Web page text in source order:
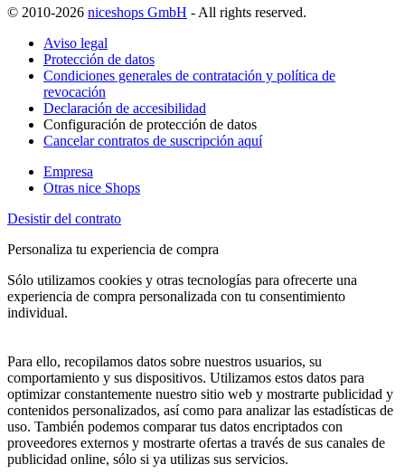
© 2010-2026 niceshops GmbH - All rights reserved.
Aviso legal
Protección de datos
Condiciones generales de contratación y política de
revocación
Declaración de accesibilidad
Configuración de protección de datos
Cancelar contratos de suscripción aquí
Empresa
Otras nice Shops
Desistir del contrato
Personaliza tu experiencia de compra
Sólo utilizamos cookies y otras tecnologías para ofrecerte una
experiencia de compra personalizada con tu consentimiento
individual.
Para ello, recopilamos datos sobre nuestros usuarios, su
comportamiento y sus dispositivos. Utilizamos estos datos para
optimizar constantemente nuestro sitio web y mostrarte publicidad y
contenidos personalizados, así como para analizar las estadísticas de
uso. También podemos comparar tus datos encriptados con
proveedores externos y mostrarte ofertas a través de sus canales de
publicidad online, sólo si ya utilizas sus servicios.